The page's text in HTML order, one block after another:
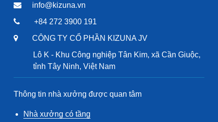
info@kizuna.vn
+84 272 3900 191
CÔNG TY CỔ PHẦN KIZUNA JV
Lô K - Khu Công nghiệp Tân Kim, xã Cần Giuộc,
tỉnh Tây Ninh, Việt Nam
Thông tin nhà xưởng được quan tâm
Nhà xưởng có tầng